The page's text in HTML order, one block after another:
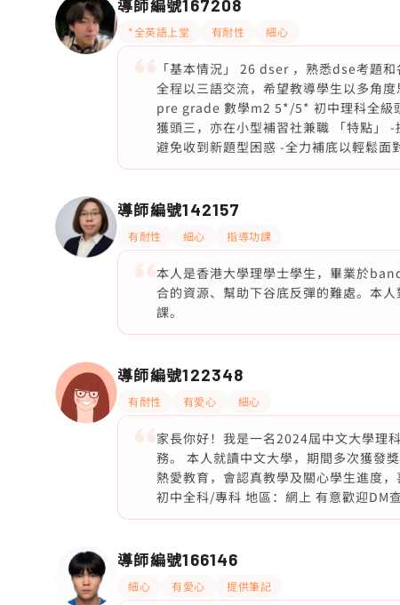
導師編號167208
*全英語上堂 有耐性 細心
「基本情況」 26 dser ，熟悉dse考題
全程以三語交流，希望教導學生以多角
pre grade 數學m2 5*/5* 初中理科全級
獲頭三，亦在小型補習社兼職 「特點」
避免收到新題型困惑 -全力補底以輕鬆
導師編號142157
有耐性 細心 指導功課
本人是香港大學理學士學生，畢業於
合的資源、幫助下谷底反彈的難處。本
課。
導師編號122348
有耐性 有愛心 細心
家長你好！我是一名2024屆中文大學理
務。 本人就讀中文大學，期間多次獲發
熱愛教育，會認真教學及關心學生進度
初中全科/專科 地區：網上 有意歡迎DM查
導師編號166146
細心 有愛心 提供筆記